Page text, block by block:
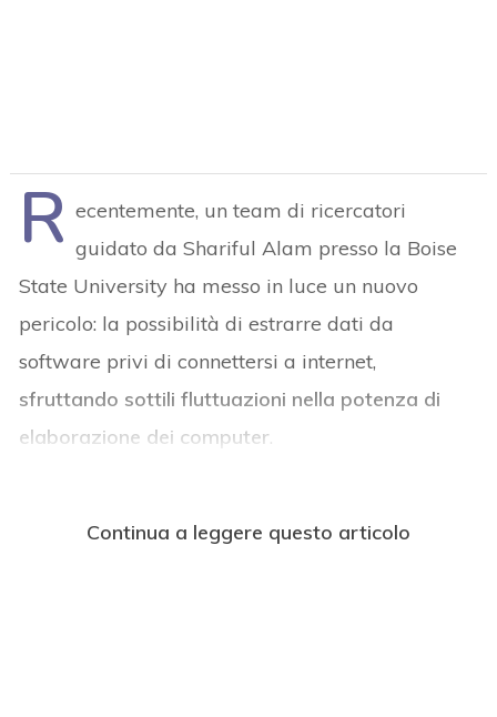
R ecentemente, un team di ricercatori
guidato da Shariful Alam presso la Boise
State University ha messo in luce un nuovo
pericolo: la possibilità di estrarre dati da
software privi di connettersi a internet,
sfruttando sottili fluttuazioni nella potenza di
elaborazione dei computer.
Continua a leggere questo articolo